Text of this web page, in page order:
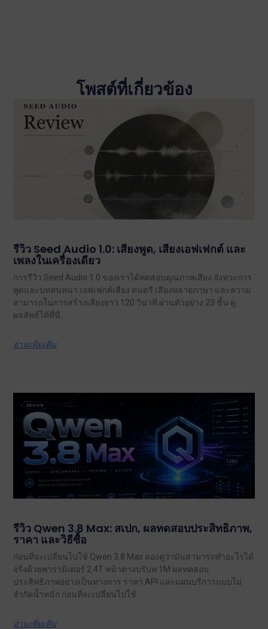
โพสต์ที่เกี่ยวข้อง
รีวิว Seed Audio 1.0: เสียงพูด, เสียงเอฟเฟกต์ และ
เพลงในเครื่องเดียว
การรีวิว Seed Audio 1.0 ของเราได้ทดสอบคุณภาพเสียง จังหวะการ
พูดและบทสนทนา เอฟเฟกต์เสียง ดนตรี เสียงหลายภาษา และความ
สามารถในการสร้างเสียงยาว 120 วินาที ผ่านตัวอย่าง 23 ชิ้น ดู
ผลลัพธ์ได้ที่นี่.
อ่านเพิ่มเติม
รีวิว Qwen 3.8 Max: สเปก, ผลทดสอบประสิทธิภาพ,
ราคา และวิธีซื้อ
ก่อนที่จะเปลี่ยนไปใช้ Qwen 3.8 Max ลองดูว่ามันสามารถทำอะไรได้
จริงด้วยพารามิเตอร์ 2.4T หน้าต่างบริบท 1M ผลทดสอบ
ประสิทธิภาพอย่างเป็นทางการ ราคา API และแผนบริการแบบไม่
จำกัดน้ำหนัก ก่อนที่จะเปลี่ยนไปใช้.
อ่านเพิ่มเติม